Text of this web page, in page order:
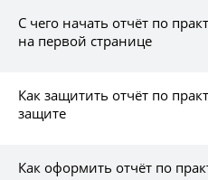
С чего начать отчёт по
на первой странице
Как защитить отчёт по
защите
Как оформить отчёт по